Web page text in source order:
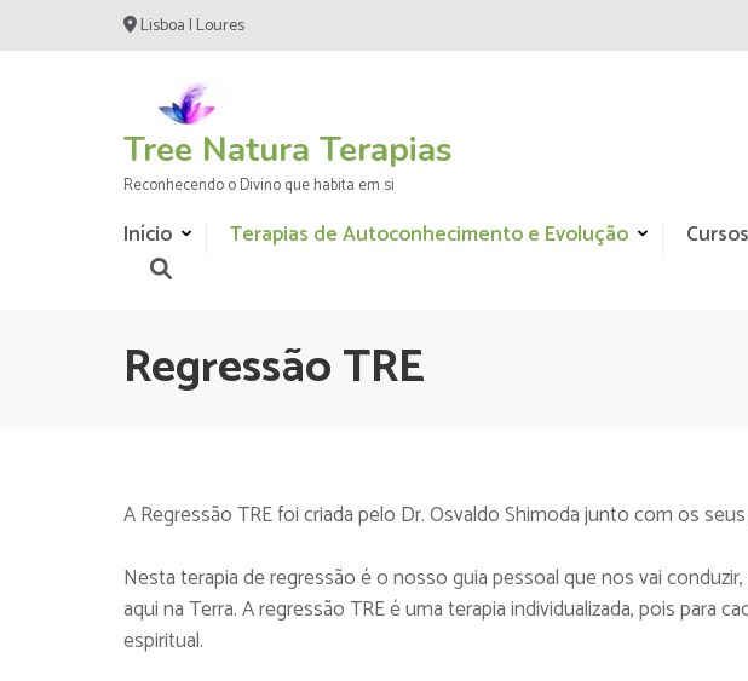
to
Lisboa | Loures
Tree Natura Terapias
Reconhecendo o Divino que habita em si
Início Terapias de Autoconhecimento e Evolução
Regressão TRE
A Regressão TRE foi criada pelo Dr. Osvaldo Shimoda junto com os
Nesta terapia de regressão é o nosso guia pessoal que nos vai
aqui na Terra. A regressão TRE é uma terapia individualizada, pois para
espiritual.